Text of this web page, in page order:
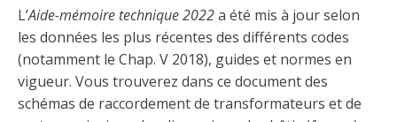
Condamnations pour exercice illégal
H-Q, Telus et autres partenaires
L’Aide-mémoire technique 2022a été mis à jour selon
les données les plus récentes des différents codes
(notamment le Chap. V 2018), guides et normes en
vigueur. Vous trouverez dans ce document des
schémas de raccordement de transformateurs et de